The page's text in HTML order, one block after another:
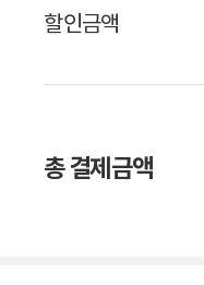
할인금액
총 결제금액